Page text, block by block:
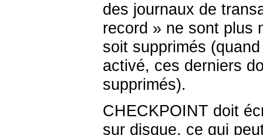
des journaux de
record » ne sont plus
soit supprimés
activé, ces derniers
supprimés).
CHECKPOINT doit
sur disque, ce qui